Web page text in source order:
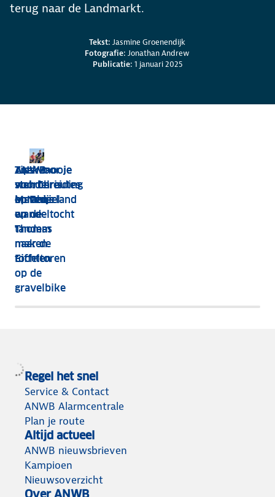
terug naar de Landmarkt.
Credits en bronnenTekst:Jasmine Groenendijk
Fotografie:Jonathan Andrew
Publicatie: 1 januari 2025
Zoek mooie
wandelroutes
in Nederland
Tips voor je
voorbereiding
op een
wandeltocht
ANWB-
stel:
Matthijs
en
Thomas
maken
tochten
op de
gravelbike
ANWB-
stel: Chris
en Daniel
op de
tandem
naar de
Eiffeltoren
Regel het snel
Service & Contact
ANWB Alarmcentrale
Plan je route
Altijd actueel
ANWB nieuwsbrieven
Kampioen
Nieuwsoverzicht
Over ANWB